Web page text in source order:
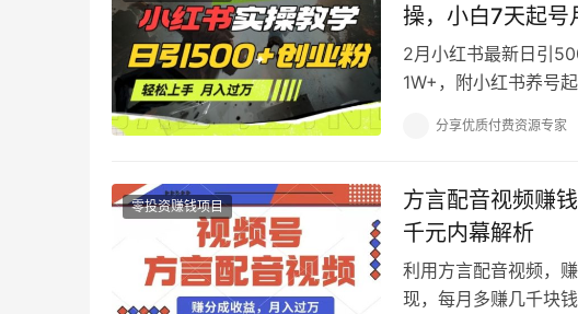
操，小白7天起号
2月小红书最新日引
1W+，附小红书养号
分享优质付费资源专家
零投资赚钱项目
方言配音视频赚
千元内幕解析
利用方言配音视频，
现，每月多赚几千块